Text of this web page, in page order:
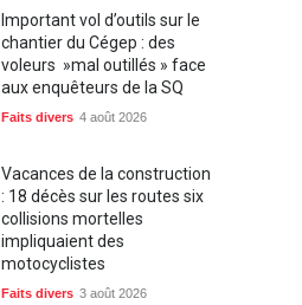
Important vol d’outils sur le
chantier du Cégep : des
voleurs »mal outillés » face
aux enquêteurs de la SQ
Faits divers 4 août 2026
Vacances de la construction
: 18 décès sur les routes six
collisions mortelles
impliquaient des
motocyclistes
Faits divers 3 août 2026